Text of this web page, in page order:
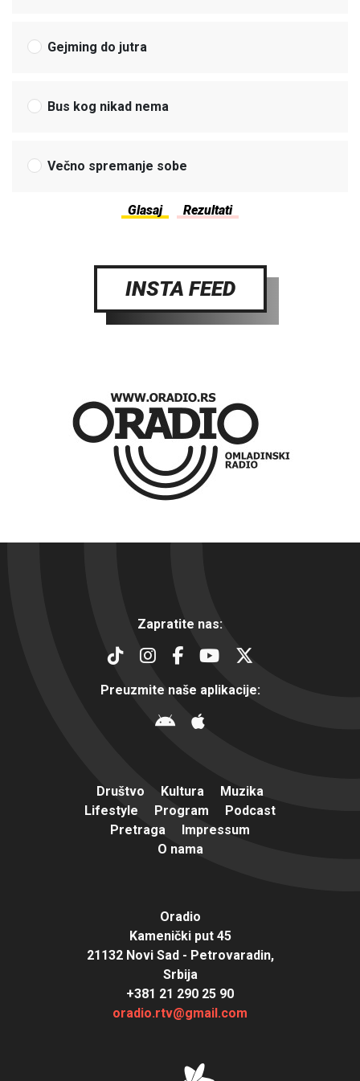
Gejming do jutra
Bus kog nikad nema
Večno spremanje sobe
INSTA FEED
Zapratite nas:
Preuzmite naše aplikacije:
Društvo Kultura
Muzika
Lifestyle
Program
Podcast
Pretraga
Impressum
O nama
Oradio
Kamenički put 45
21132 Novi Sad - Petrovaradin,
Srbija
+381 21 290 25 90
oradio.rtv@gmail.com